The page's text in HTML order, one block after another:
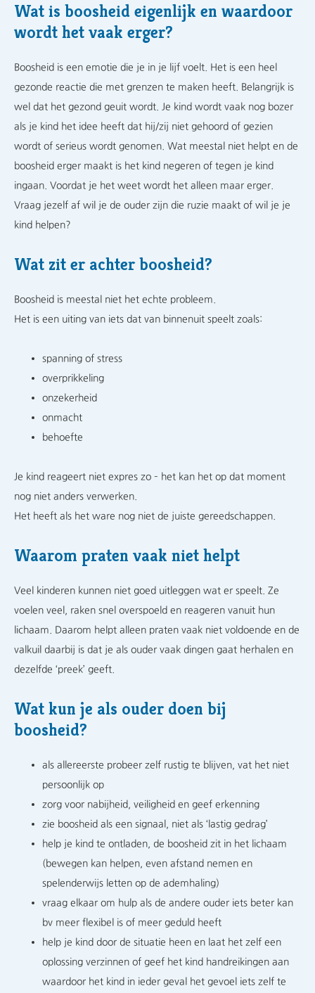
Wat is boosheid eigenlijk en waardoor
wordt het vaak erger?
Boosheid is een emotie die je in je lijf voelt. Het is een heel
gezonde reactie die met grenzen te maken heeft. Belangrijk is
wel dat het gezond geuit wordt. Je kind wordt vaak nog bozer
als je kind het idee heeft dat hij/zij niet gehoord of gezien
wordt of serieus wordt genomen. Wat meestal niet helpt en de
boosheid erger maakt is het kind negeren of tegen je kind
ingaan. Voordat je het weet wordt het alleen maar erger.
Vraag jezelf af wil je de ouder zijn die ruzie maakt of wil je je
kind helpen?
Wat zit er achter boosheid?
Boosheid is meestal niet het echte probleem.
Het is een uiting van iets dat van binnenuit speelt zoals:
spanning of stress
overprikkeling
onzekerheid
onmacht
behoefte
Je kind reageert niet expres zo – het kan het op dat moment
nog niet anders verwerken.
Het heeft als het ware nog niet de juiste gereedschappen.
Waarom praten vaak niet helpt
Veel kinderen kunnen niet goed uitleggen wat er speelt. Ze
voelen veel, raken snel overspoeld en reageren vanuit hun
lichaam. Daarom helpt alleen praten vaak niet voldoende en de
valkuil daarbij is dat je als ouder vaak dingen gaat herhalen en
dezelfde ‘preek’ geeft.
Wat kun je als ouder doen bij
boosheid?
als allereerste probeer zelf rustig te blijven, vat het niet
persoonlijk op
zorg voor nabijheid, veiligheid en geef erkenning
zie boosheid als een signaal, niet als ‘lastig gedrag’
help je kind te ontladen, de boosheid zit in het lichaam
(bewegen kan helpen, even afstand nemen en
spelenderwijs letten op de ademhaling)
vraag elkaar om hulp als de andere ouder iets beter kan
bv meer flexibel is of meer geduld heeft
help je kind door de situatie heen en laat het zelf een
oplossing verzinnen of geef het kind handreikingen aan
waardoor het kind in ieder geval het gevoel iets zelf te